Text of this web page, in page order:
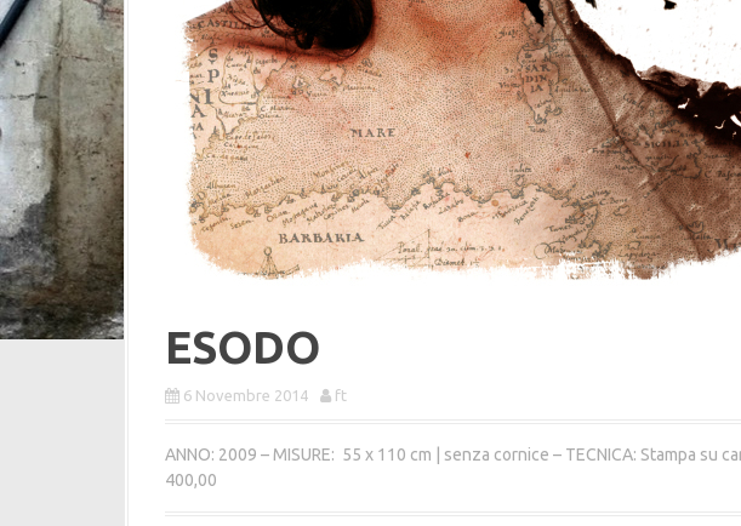
ESODO
6 Novembre 2014 ft
ANNO: 2009 – MISURE: 55 x 110 cm | senza cornice – TECNICA: Stampa su
400,00